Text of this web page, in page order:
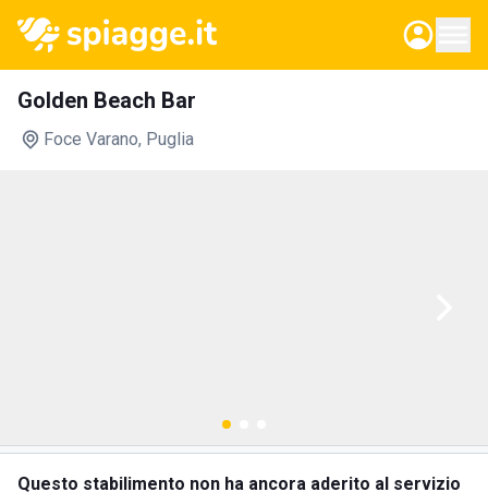
Golden Beach Bar
Foce Varano, Puglia
Questo stabilimento non ha ancora aderito al servizio